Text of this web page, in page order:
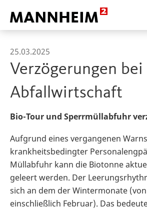
25.03.2025
Verzögerungen bei
Abfallwirtschaft
Bio-Tour und Sperrmüllabfuhr
Aufgrund eines vergangenen
krankheitsbedingter
Müllabfuhr kann die Biotonne
geleert werden. Der
sich an dem der Wintermonate
einschließlich Februar). Das